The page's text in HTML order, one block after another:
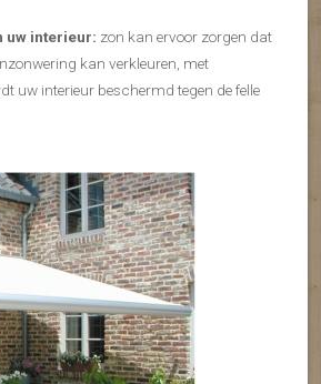
uw interieur: zon kan ervoor zorgen dat
kan verkleuren, met
uw interieur beschermd tegen de felle